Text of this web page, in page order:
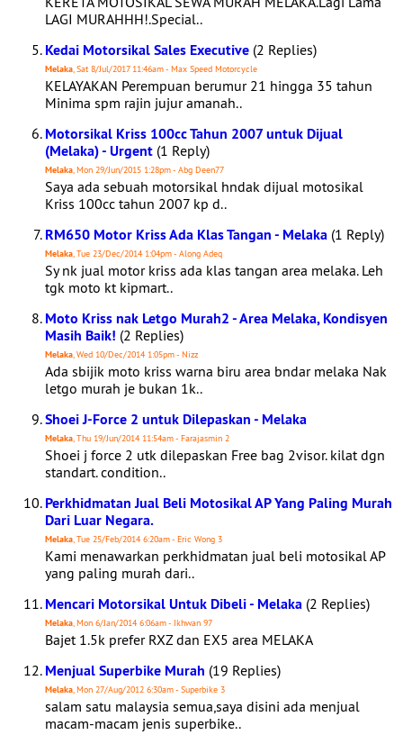
LAGI MURAHHH!.Special..
Kedai Motorsikal Sales Executive (2 Replies)
Melaka, Sat 8/Jul/2017 11:46am - Max Speed Motorcycle
KELAYAKAN Perempuan berumur 21 hingga 35 tahun
Minima spm rajin jujur amanah..
Motorsikal Kriss 100cc Tahun 2007 untuk Dijual
(Melaka) - Urgent (1 Reply)
Melaka, Mon 29/Jun/2015 1:28pm - Abg Deen77
Saya ada sebuah motorsikal hndak dijual motosikal
Kriss 100cc tahun 2007 kp d..
RM650 Motor Kriss Ada Klas Tangan - Melaka (1 Reply)
Melaka, Tue 23/Dec/2014 1:04pm - Along Adeq
Sy nk jual motor kriss ada klas tangan area melaka. Leh
tgk moto kt kipmart..
Moto Kriss nak Letgo Murah2 - Area Melaka, Kondisyen
Masih Baik! (2 Replies)
Melaka, Wed 10/Dec/2014 1:05pm - Nizz
Ada sbijik moto kriss warna biru area bndar melaka Nak
letgo murah je bukan 1k..
Shoei J-Force 2 untuk Dilepaskan - Melaka
Melaka, Thu 19/Jun/2014 11:54am - Farajasmin 2
Shoei j force 2 utk dilepaskan Free bag 2visor. kilat dgn
standart. condition..
Perkhidmatan Jual Beli Motosikal AP Yang Paling Murah
Dari Luar Negara.
Melaka, Tue 25/Feb/2014 6:20am - Eric Wong 3
Kami menawarkan perkhidmatan jual beli motosikal AP
yang paling murah dari..
Mencari Motorsikal Untuk Dibeli - Melaka (2 Replies)
Melaka, Mon 6/Jan/2014 6:06am - Ikhwan 97
Bajet 1.5k prefer RXZ dan EX5 area MELAKA
Menjual Superbike Murah (19 Replies)
Melaka, Mon 27/Aug/2012 6:30am - Superbike 3
salam satu malaysia semua,saya disini ada menjual
macam-macam jenis superbike..